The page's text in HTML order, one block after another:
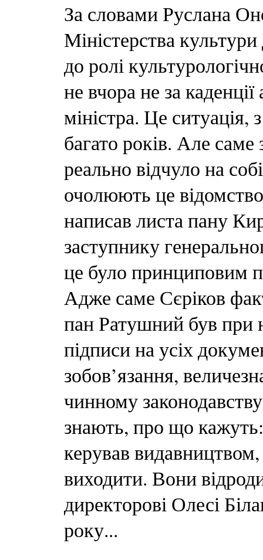
За словами Руслана
Міністерства
до ролі
не вчора не за
міністра. Це ситуація,
багато років. Але
реально відчуло на
очолюють це
написав листа пану
заступнику
це було
Адже саме Сєріков
пан Ратушний був
підписи на усіх
зобов’язання,
чинному
знають, про що
керував
виходити. Вони
директорові Олесі
року...